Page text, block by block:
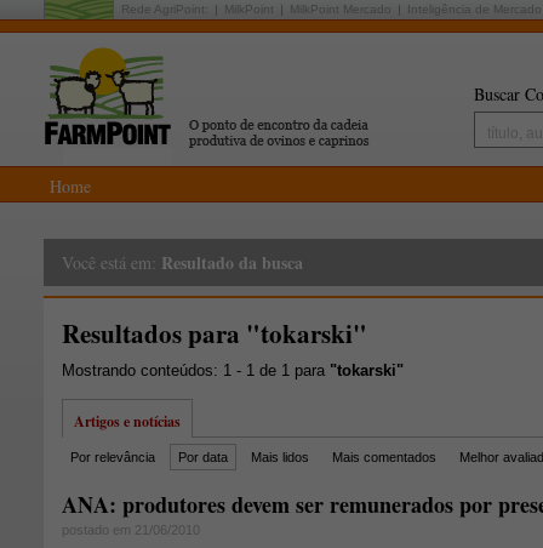
Rede AgriPoint: MilkPoint MilkPoint Mercado Inteligência de Mercado
Buscar
Home
Você está em: Resultado da busca
Resultados para "tokarski"
Mostrando conteúdos: 1 - 1 de 1 para "tokarski"
Artigos e notícias
Por relevância Por data Mais lidos Mais comentados Melhor
ANA: produtores devem ser remunerados por
postado em 21/06/2010